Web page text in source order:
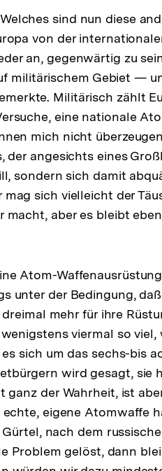
sind nun diese
von der
an, gegenwärtig zu
militärischem Gebiet —
Militärisch zählt
eine nationale
mich nicht
der angesichts eines
sondern sich damit
sich vielleicht der
aber es bleibt
Atom-
unter der Bedingung,
mehr für ihre
viermal so viel,
sich um das sechs-bis
wird gesagt, sie
ganz der Wahrheit, ist
eigene Atomwaffe
nach dem
Problem gelöst, dann